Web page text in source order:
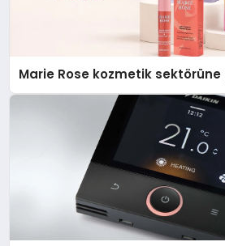
Marie Rose kozmetik sektörüne